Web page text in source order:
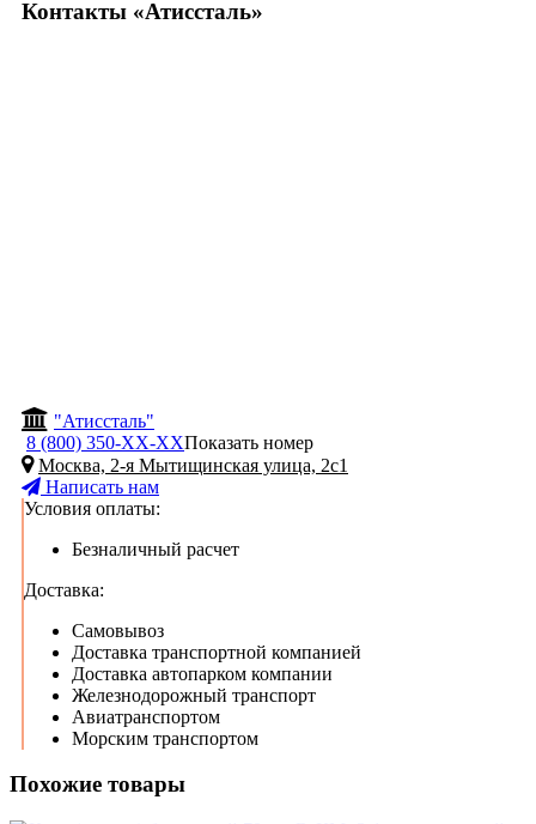
Контакты «Атиссталь»
"Атиссталь"
8 (800) 350-ХХ-ХХПоказать номер
Москва, 2-я Мытищинская улица, 2с1
Написать нам
Условия оплаты:
Безналичный расчет
Доставка:
Самовывоз
Доставка транспортной компанией
Доставка автопарком компании
Железнодорожный транспорт
Авиатранспортом
Морским транспортом
Похожие товары